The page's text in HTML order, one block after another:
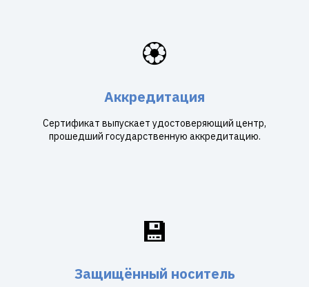
🏵️
Аккредитация
Сертификат выпускает удостоверяющий центр,
прошедший государственную аккредитацию.
💾
Защищённый носитель